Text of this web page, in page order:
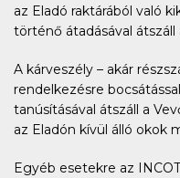
az Eladó raktárából való
történő átadásával átszáll
A kárveszély – akár
rendelkezésre
tanúsításával átszáll a
az Eladón kívül álló okok
Egyéb esetekre az